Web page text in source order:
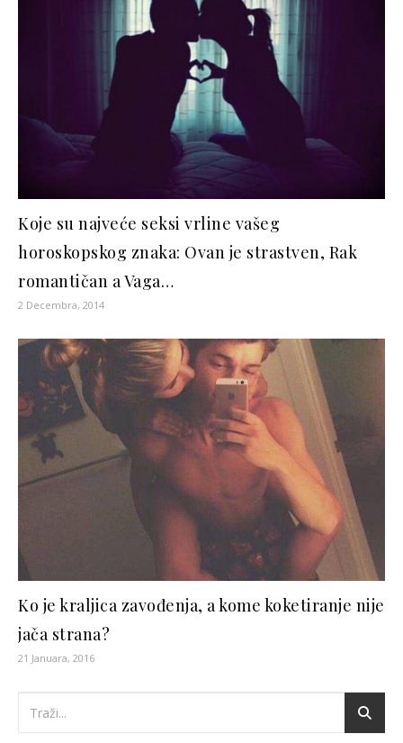
Koje su najveće seksi vrline vašeg
horoskopskog znaka: Ovan je strastven, Rak
romantičan a Vaga…
2 Decembra, 2014
Ko je kraljica zavođenja, a kome koketiranje nije
jača strana?
21 Januara, 2016